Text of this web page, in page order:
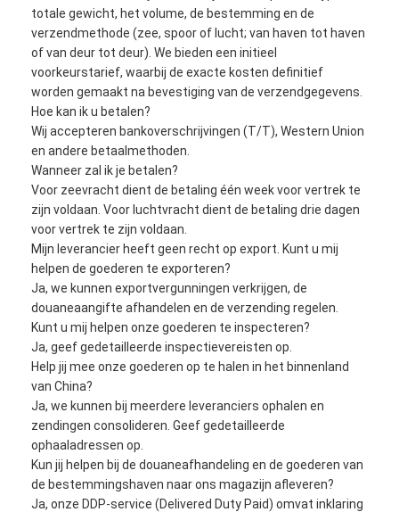
Fabrieksreis
Kwaliteitscontrole
Contacteer ons
Praatje Nu
Internationale Voorwaartse Vracht
Voorwaartse luchtvracht
zeevracht
DDP-verzending uit China
druk het verschepen uit
SPOORvracht
Vervoer naar Amazone
Vrachtvervoer met vrachtwagen
totale gewicht, het volume, de bestemming en de
verzendmethode (zee, spoor of lucht; van haven tot haven
of van deur tot deur). We bieden een initieel
voorkeurstarief, waarbij de exacte kosten definitief
worden gemaakt na bevestiging van de verzendgegevens.
Hoe kan ik u betalen?
Wij accepteren bankoverschrijvingen (T/T), Western Union
en andere betaalmethoden.
Wanneer zal ik je betalen?
Voor zeevracht dient de betaling één week voor vertrek te
zijn voldaan. Voor luchtvracht dient de betaling drie dagen
voor vertrek te zijn voldaan.
Mijn leverancier heeft geen recht op export. Kunt u mij
helpen de goederen te exporteren?
Ja, we kunnen exportvergunningen verkrijgen, de
douaneaangifte afhandelen en de verzending regelen.
Kunt u mij helpen onze goederen te inspecteren?
Ja, geef gedetailleerde inspectievereisten op.
Help jij mee onze goederen op te halen in het binnenland
van China?
Ja, we kunnen bij meerdere leveranciers ophalen en
zendingen consolideren. Geef gedetailleerde
ophaaladressen op.
Kun jij helpen bij de douaneafhandeling en de goederen van
de bestemmingshaven naar ons magazijn afleveren?
Ja, onze DDP-service (Delivered Duty Paid) omvat inklaring